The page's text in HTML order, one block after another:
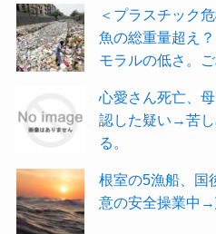
＜プラスチック
魚の総重量超え
モラルの低さ。
心愛さん死亡、
認した疑い→苦し
る。
根室の5漁船、
意の安全操業中→